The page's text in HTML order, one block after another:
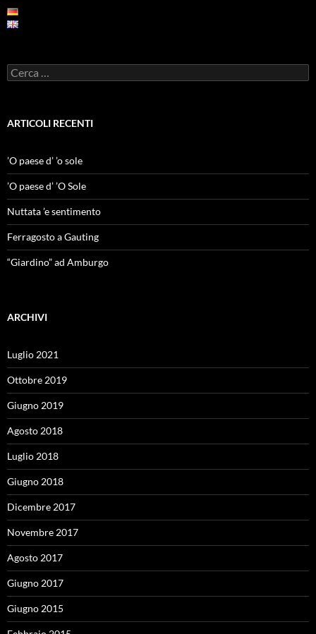
Ricerca
per:
ARTICOLI RECENTI
’O paese d’ ’o sole
’O paese d’ ’O Sole
Nuttata ’e sentimento
Ferragosto a Gauting
“Giardino” ad Amburgo
ARCHIVI
Luglio 2021
Ottobre 2019
Giugno 2019
Agosto 2018
Luglio 2018
Giugno 2018
Dicembre 2017
Novembre 2017
Agosto 2017
Giugno 2017
Giugno 2015